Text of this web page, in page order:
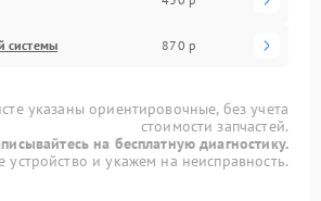
системы 870 р
указаны ориентировочные, без учета
стоимости запчастей.
на бесплатную диагностику.
и укажем на неисправность.